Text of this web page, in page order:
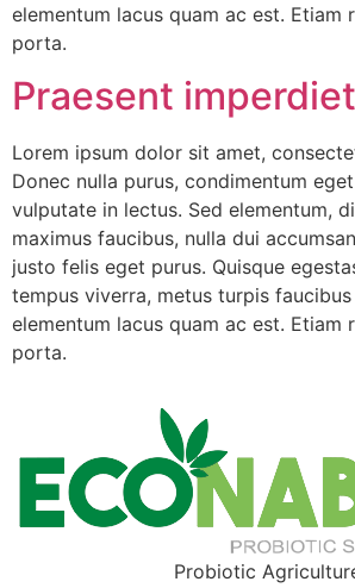
elementum lacus quam ac est. Etiam
porta.
Praesent imperdiet
Lorem ipsum dolor sit amet,
Donec nulla purus, condimentum
vulputate in lectus. Sed elementum,
maximus faucibus, nulla dui
justo felis eget purus. Quisque
tempus viverra, metus turpis
elementum lacus quam ac est. Etiam
porta.
Probiotic